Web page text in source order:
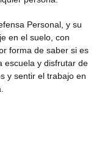
Personal, y su
en el suelo, con
forma de saber si es
escuela y disfrutar de
y sentir el trabajo en